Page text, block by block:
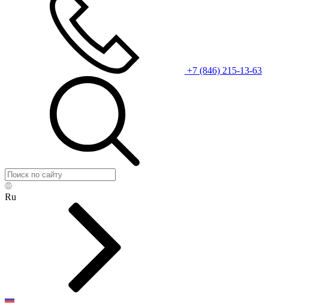
+7 (846) 215-13-63
Ru